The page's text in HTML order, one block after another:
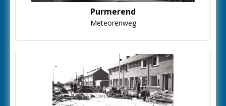
Purmerend
Meteorenweg